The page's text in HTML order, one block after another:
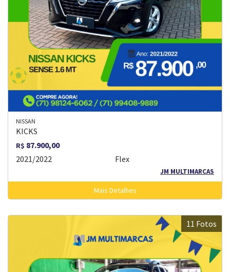
NISSAN
KICKS
R$ 87.900,00
2021/2022
Flex
JM MULTIMARCAS
Mais Detalhes
11 Fotos